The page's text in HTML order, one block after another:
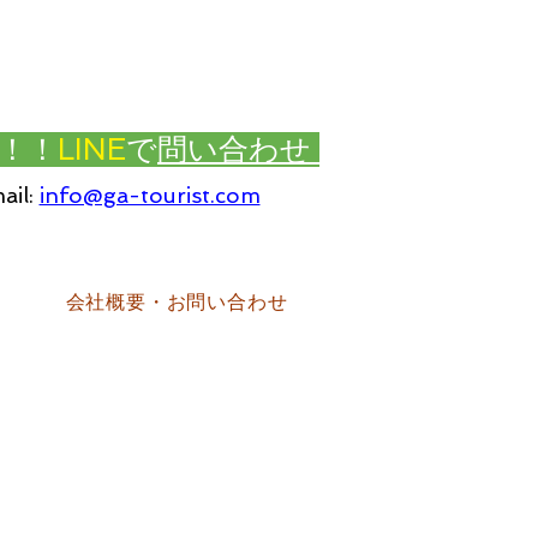
！ LINEで問い合わせ
info@ga-tourist.com
会社概要・お問い合わせ